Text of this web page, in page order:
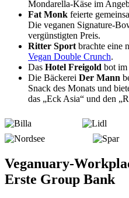
Mondarella-Käse im
Fat Monk feierte
Die veganen Signature-
vergünstigten Preis.
Ritter Sport brachte eine
Vegan Double Crunch.
Das Hotel Freigold bot im
Die Bäckerei Der Mann
Snack des Monats und
das „Eck Asia“ und den
Veganuary-
Erste Group Bank